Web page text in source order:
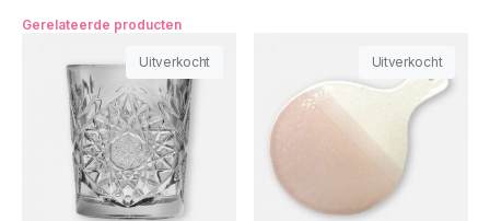
Gerelateerde producten
Uitverkocht Uitverkocht